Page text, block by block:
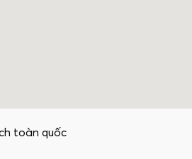
toàn quốc